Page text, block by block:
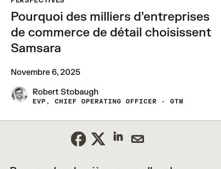
Pourquoi des milliers d’entreprises
de commerce de détail choisissent
Samsara
Novembre 6, 2025
Robert Stobaugh
EVP, CHIEF OPERATING OFFICER - GTM